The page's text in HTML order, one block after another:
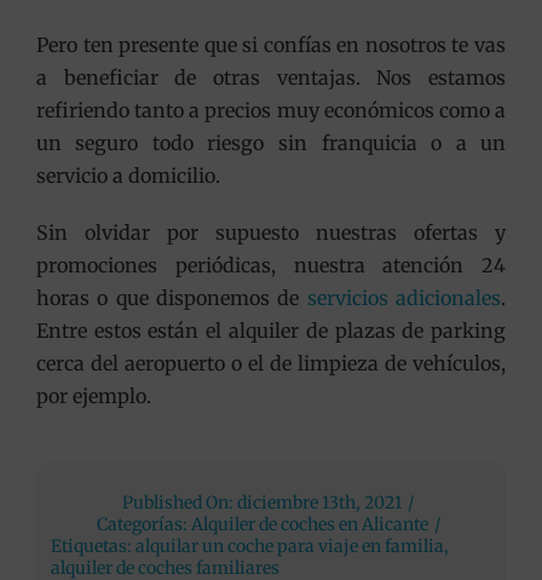
Pero ten presente que si confías en nosotros te vas
a beneficiar de otras ventajas. Nos estamos
refiriendo tanto a precios muy económicos como a
un seguro todo riesgo sin franquicia o a un
servicio a domicilio.
Sin olvidar por supuesto nuestras ofertas y
promociones periódicas, nuestra atención 24
horas o que disponemos de servicios adicionales.
Entre estos están el alquiler de plazas de parking
cerca del aeropuerto o el de limpieza de vehículos,
por ejemplo.
Published On: diciembre 13th, 2021 /
Categorías: Alquiler de coches en Alicante /
Etiquetas: alquilar un coche para viaje en familia,
alquiler de coches familiares